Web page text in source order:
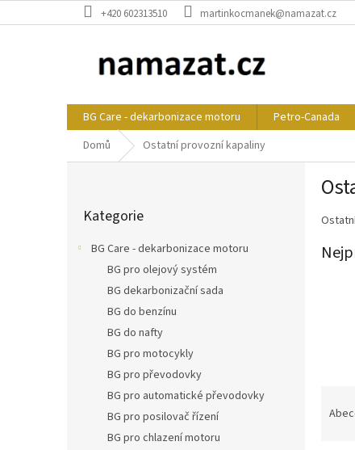
na
+420 602313510 martinkocmanek@namazat.cz
BG Care - dekarbonizace motoru Petro-Canada
Domů
Ostatní provozní kapaliny
kategorie
Kategorie
BG Care - dekarbonizace motoru
BG pro olejový systém
BG dekarbonizační sada
BG do benzínu
BG do nafty
BG pro motocykly
BG pro převodovky
BG pro automatické převodovky
BG pro posilovač řízení
BG pro chlazení motoru